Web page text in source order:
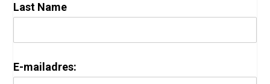
Last Name
E-mailadres: